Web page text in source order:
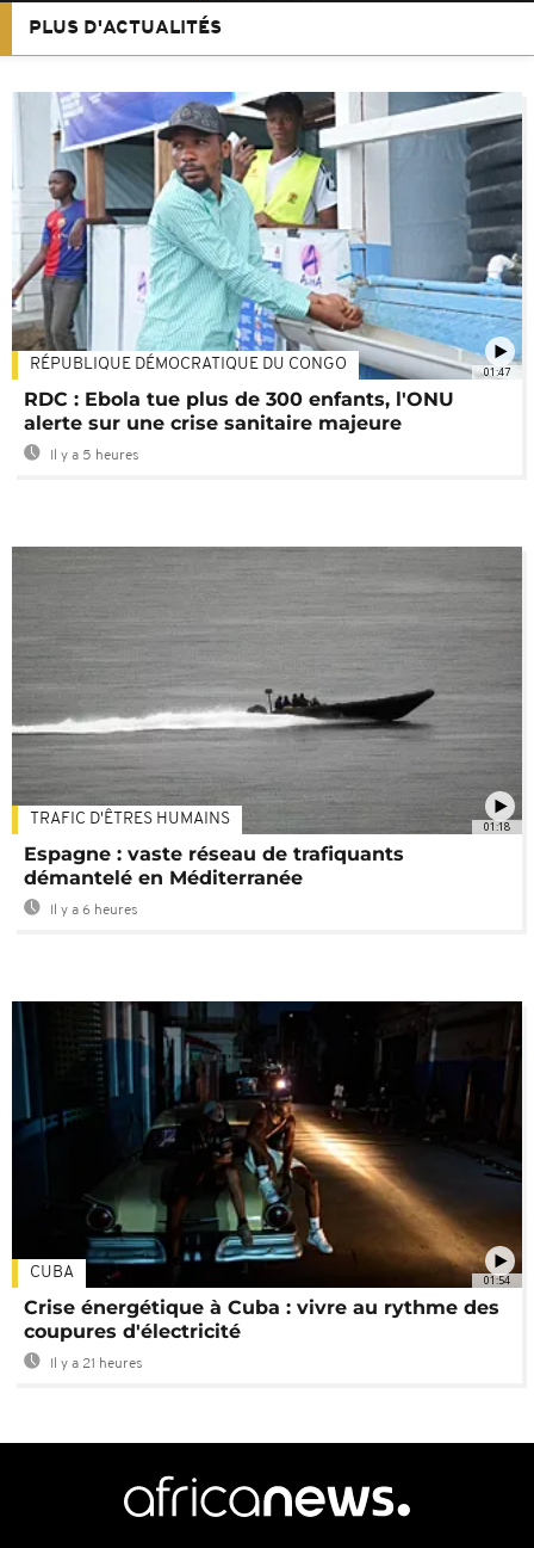
PLUS D'ACTUALITÉS
01:47
RÉPUBLIQUE DÉMOCRATIQUE DU CONGO
RDC : Ebola tue plus de 300 enfants, l'ONU
alerte sur une crise sanitaire majeure
Il y a 5 heures
01:18
TRAFIC D'ÊTRES HUMAINS
Espagne : vaste réseau de trafiquants
démantelé en Méditerranée
Il y a 6 heures
01:54
CUBA
Crise énergétique à Cuba : vivre au rythme des
coupures d'électricité
Il y a 21 heures